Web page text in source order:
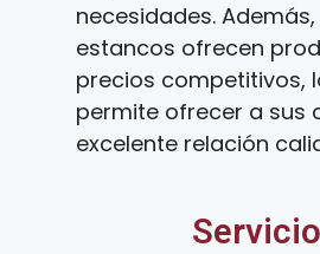
necesidades. Además,
estancos ofrecen
precios competitivos,
permite ofrecer a sus
excelente relación